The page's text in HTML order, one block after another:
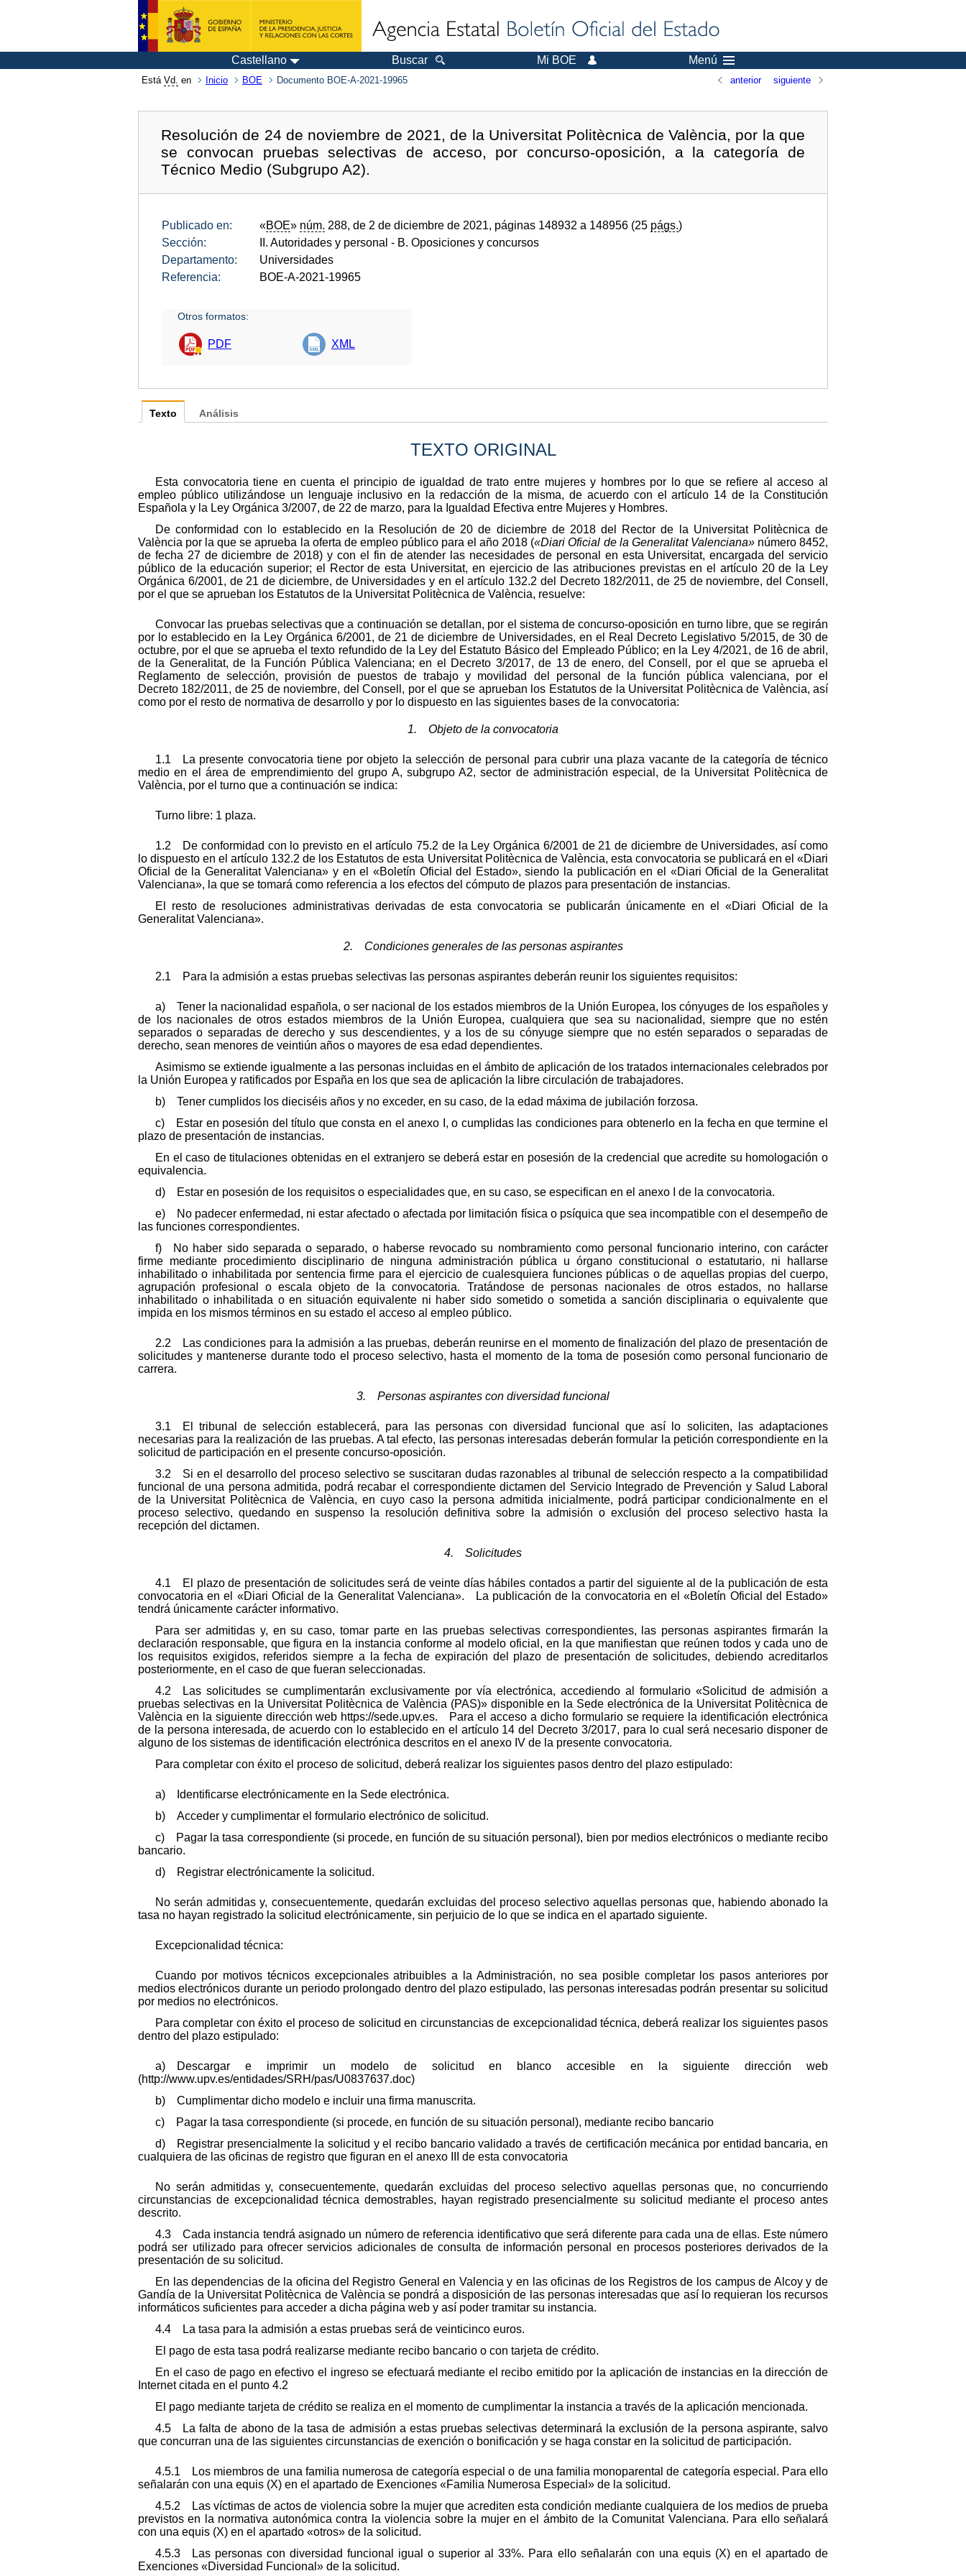
Castellano Buscar Mi BOE Menú
Está Vd. en Inicio BOE Documento BOE-A-2021-19965 anterior siguiente
Resolución de 24 de noviembre de 2021, de la Universitat Politècnica de València, por la que
se convocan pruebas selectivas de acceso, por concurso-oposición, a la categoría de
Técnico Medio (Subgrupo A2).
Publicado en: «BOE» núm. 288, de 2 de diciembre de 2021, páginas 148932 a 148956 (25 págs.)
Sección:
II. Autoridades y personal - B. Oposiciones y concursos
Departamento:
Universidades
Referencia:
BOE-A-2021-19965
Otros formatos:
PDF XML
Texto
TEXTO ORIGINAL
Esta convocatoria tiene en cuenta el principio de igualdad de trato entre mujeres y hombres por lo que se refiere al acceso al
empleo público utilizándose un lenguaje inclusivo en la redacción de la misma, de acuerdo con el artículo 14 de la Constitución
Española y la Ley Orgánica 3/2007, de 22 de marzo, para la Igualdad Efectiva entre Mujeres y Hombres.
De conformidad con lo establecido en la Resolución de 20 de diciembre de 2018 del Rector de la Universitat Politècnica de
València por la que se aprueba la oferta de empleo público para el año 2018 («Diari Oficial de la Generalitat Valenciana»número 8452,
de fecha 27 de diciembre de 2018) y con el fin de atender las necesidades de personal en esta Universitat, encargada del servicio
público de la educación superior; el Rector de esta Universitat, en ejercicio de las atribuciones previstas en el artículo 20 de la Ley
Orgánica 6/2001, de 21 de diciembre, de Universidades y en el artículo 132.2 del Decreto 182/2011, de 25 de noviembre, del Consell,
por el que se aprueban los Estatutos de la Universitat Politècnica de València, resuelve:
Convocar las pruebas selectivas que a continuación se detallan, por el sistema de concurso-oposición en turno libre, que se regirán
por lo establecido en la Ley Orgánica 6/2001, de 21 de diciembre de Universidades, en el Real Decreto Legislativo 5/2015, de 30 de
octubre, por el que se aprueba el texto refundido de la Ley del Estatuto Básico del Empleado Público; en la Ley 4/2021, de 16 de abril,
de la Generalitat, de la Función Pública Valenciana; en el Decreto 3/2017, de 13 de enero, del Consell, por el que se aprueba el
Reglamento de selección, provisión de puestos de trabajo y movilidad del personal de la función pública valenciana, por el
Decreto 182/2011, de 25 de noviembre, del Consell, por el que se aprueban los Estatutos de la Universitat Politècnica de València, así
como por el resto de normativa de desarrollo y por lo dispuesto en las siguientes bases de la convocatoria:
1. Objeto de la convocatoria
1.1 La presente convocatoria tiene por objeto la selección de personal para cubrir una plaza vacante de la categoría de técnico
medio en el área de emprendimiento del grupo A, subgrupo A2, sector de administración especial, de la Universitat Politècnica de
València, por el turno que a continuación se indica:
Turno libre: 1 plaza.
1.2 De conformidad con lo previsto en el artículo 75.2 de la Ley Orgánica 6/2001 de 21 de diciembre de Universidades, así como
lo dispuesto en el artículo 132.2 de los Estatutos de esta Universitat Politècnica de València, esta convocatoria se publicará en el «Diari
Oficial de la Generalitat Valenciana» y en el «Boletín Oficial del Estado», siendo la publicación en el «Diari Oficial de la Generalitat
Valenciana», la que se tomará como referencia a los efectos del cómputo de plazos para presentación de instancias.
El resto de resoluciones administrativas derivadas de esta convocatoria se publicarán únicamente en el «Diari Oficial de la
Generalitat Valenciana».
2. Condiciones generales de las personas aspirantes
2.1 Para la admisión a estas pruebas selectivas las personas aspirantes deberán reunir los siguientes requisitos:
a) Tener la nacionalidad española, o ser nacional de los estados miembros de la Unión Europea, los cónyuges de los españoles y
de los nacionales de otros estados miembros de la Unión Europea, cualquiera que sea su nacionalidad, siempre que no estén
separados o separadas de derecho y sus descendientes, y a los de su cónyuge siempre que no estén separados o separadas de
derecho, sean menores de veintiún años o mayores de esa edad dependientes.
Asimismo se extiende igualmente a las personas incluidas en el ámbito de aplicación de los tratados internacionales celebrados por
la Unión Europea y ratificados por España en los que sea de aplicación la libre circulación de trabajadores.
b) Tener cumplidos los dieciséis años y no exceder, en su caso, de la edad máxima de jubilación forzosa.
c) Estar en posesión del título que consta en el anexo I, o cumplidas las condiciones para obtenerlo en la fecha en que termine el
plazo de presentación de instancias.
En el caso de titulaciones obtenidas en el extranjero se deberá estar en posesión de la credencial que acredite su homologación o
equivalencia.
d) Estar en posesión de los requisitos o especialidades que, en su caso, se especifican en el anexo I de la convocatoria.
e) No padecer enfermedad, ni estar afectado o afectada por limitación física o psíquica que sea incompatible con el desempeño de
las funciones correspondientes.
f) No haber sido separada o separado, o haberse revocado su nombramiento como personal funcionario interino, con carácter
firme mediante procedimiento disciplinario de ninguna administración pública u órgano constitucional o estatutario, ni hallarse
inhabilitado o inhabilitada por sentencia firme para el ejercicio de cualesquiera funciones públicas o de aquellas propias del cuerpo,
agrupación profesional o escala objeto de la convocatoria. Tratándose de personas nacionales de otros estados, no hallarse
inhabilitado o inhabilitada o en situación equivalente ni haber sido sometido o sometida a sanción disciplinaria o equivalente que
impida en los mismos términos en su estado el acceso al empleo público.
2.2 Las condiciones para la admisión a las pruebas, deberán reunirse en el momento de finalización del plazo de presentación de
solicitudes y mantenerse durante todo el proceso selectivo, hasta el momento de la toma de posesión como personal funcionario de
carrera.
3. Personas aspirantes con diversidad funcional
3.1 El tribunal de selección establecerá, para las personas con diversidad funcional que así lo soliciten, las adaptaciones
necesarias para la realización de las pruebas. A tal efecto, las personas interesadas deberán formular la petición correspondiente en la
solicitud de participación en el presente concurso-oposición.
3.2 Si en el desarrollo del proceso selectivo se suscitaran dudas razonables al tribunal de selección respecto a la compatibilidad
funcional de una persona admitida, podrá recabar el correspondiente dictamen del Servicio Integrado de Prevención y Salud Laboral
de la Universitat Politècnica de València, en cuyo caso la persona admitida inicialmente, podrá participar condicionalmente en el
proceso selectivo, quedando en suspenso la resolución definitiva sobre la admisión o exclusión del proceso selectivo hasta la
recepción del dictamen.
4. Solicitudes
4.1 El plazo de presentación de solicitudes será de veinte días hábiles contados a partir del siguiente al de la publicación de esta
convocatoria en el «Diari Oficial de la Generalitat Valenciana». La publicación de la convocatoria en el «Boletín Oficial del Estado»
tendrá únicamente carácter informativo.
Para ser admitidas y, en su caso, tomar parte en las pruebas selectivas correspondientes, las personas aspirantes firmarán la
declaración responsable, que figura en la instancia conforme al modelo oficial, en la que manifiestan que reúnen todos y cada uno de
los requisitos exigidos, referidos siempre a la fecha de expiración del plazo de presentación de solicitudes, debiendo acreditarlos
posteriormente, en el caso de que fueran seleccionadas.
4.2 Las solicitudes se cumplimentarán exclusivamente por vía electrónica, accediendo al formulario «Solicitud de admisión a
pruebas selectivas en la Universitat Politècnica de València (PAS)» disponible en la Sede electrónica de la Universitat Politècnica de
València en la siguiente dirección web https://sede.upv.es. Para el acceso a dicho formulario se requiere la identificación electrónica
de la persona interesada, de acuerdo con lo establecido en el artículo 14 del Decreto 3/2017, para lo cual será necesario disponer de
alguno de los sistemas de identificación electrónica descritos en el anexo IV de la presente convocatoria.
Para completar con éxito el proceso de solicitud, deberá realizar los siguientes pasos dentro del plazo estipulado:
a) Identificarse electrónicamente en la Sede electrónica.
b) Acceder y cumplimentar el formulario electrónico de solicitud.
c) Pagar la tasa correspondiente (si procede, en función de su situación personal), bien por medios electrónicos o mediante recibo
bancario.
d) Registrar electrónicamente la solicitud.
No serán admitidas y, consecuentemente, quedarán excluidas del proceso selectivo aquellas personas que, habiendo abonado la
tasa no hayan registrado la solicitud electrónicamente, sin perjuicio de lo que se indica en el apartado siguiente.
Excepcionalidad técnica:
Cuando por motivos técnicos excepcionales atribuibles a la Administración, no sea posible completar los pasos anteriores por
medios electrónicos durante un periodo prolongado dentro del plazo estipulado, las personas interesadas podrán presentar su solicitud
por medios no electrónicos.
Para completar con éxito el proceso de solicitud en circunstancias de excepcionalidad técnica, deberá realizar los siguientes pasos
dentro del plazo estipulado:
a) Descargar e imprimir un modelo de solicitud en blanco accesible en la siguiente dirección web
(http://www.upv.es/entidades/SRH/pas/U0837637.doc)
b) Cumplimentar dicho modelo e incluir una firma manuscrita.
c) Pagar la tasa correspondiente (si procede, en función de su situación personal), mediante recibo bancario
d) Registrar presencialmente la solicitud y el recibo bancario validado a través de certificación mecánica por entidad bancaria, en
cualquiera de las oficinas de registro que figuran en el anexo III de esta convocatoria
No serán admitidas y, consecuentemente, quedarán excluidas del proceso selectivo aquellas personas que, no concurriendo
circunstancias de excepcionalidad técnica demostrables, hayan registrado presencialmente su solicitud mediante el proceso antes
descrito.
4.3 Cada instancia tendrá asignado un número de referencia identificativo que será diferente para cada una de ellas. Este número
podrá ser utilizado para ofrecer servicios adicionales de consulta de información personal en procesos posteriores derivados de la
presentación de su solicitud.
En las dependencias de la oficina del Registro General en Valencia y en las oficinas de los Registros de los campus de Alcoy y de
Gandía de la Universitat Politècnica de València se pondrá a disposición de las personas interesadas que así lo requieran los recursos
informáticos suficientes para acceder a dicha página web y así poder tramitar su instancia.
4.4 La tasa para la admisión a estas pruebas será de veinticinco euros.
El pago de esta tasa podrá realizarse mediante recibo bancario o con tarjeta de crédito.
En el caso de pago en efectivo el ingreso se efectuará mediante el recibo emitido por la aplicación de instancias en la dirección de
Internet citada en el punto 4.2
El pago mediante tarjeta de crédito se realiza en el momento de cumplimentar la instancia a través de la aplicación mencionada.
4.5 La falta de abono de la tasa de admisión a estas pruebas selectivas determinará la exclusión de la persona aspirante, salvo
que concurran una de las siguientes circunstancias de exención o bonificación y se haga constar en la solicitud de participación.
4.5.1 Los miembros de una familia numerosa de categoría especial o de una familia monoparental de categoría especial. Para ello
señalarán con una equis (X) en el apartado de Exenciones «Familia Numerosa Especial» de la solicitud.
4.5.2 Las víctimas de actos de violencia sobre la mujer que acrediten esta condición mediante cualquiera de los medios de prueba
previstos en la normativa autonómica contra la violencia sobre la mujer en el ámbito de la Comunitat Valenciana. Para ello señalará
con una equis (X) en el apartado «otros» de la solicitud.
4.5.3 Las personas con diversidad funcional igual o superior al 33%. Para ello señalarán con una equis (X) en el apartado de
Exenciones «Diversidad Funcional» de la solicitud.
Análisis